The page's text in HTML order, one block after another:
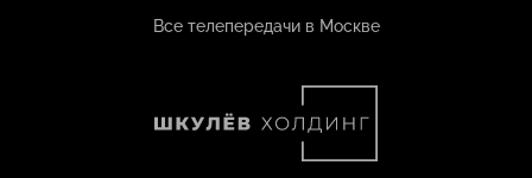
Все телепередачи в Москве